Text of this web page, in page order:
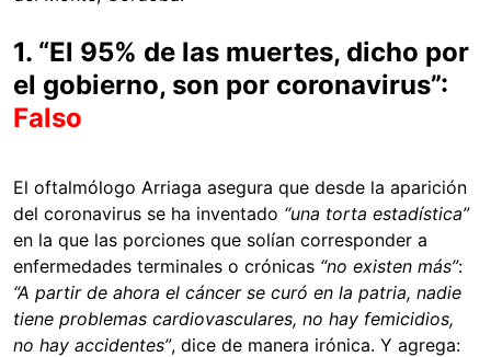
1. “El 95% de las muertes, dicho por
el gobierno, son por coronavirus”:
Falso
El oftalmólogo Arriaga asegura que desde la aparición
del coronavirus se ha inventado “una torta estadística”
en la que las porciones que solían corresponder a
enfermedades terminales o crónicas “no existen más”:
“A partir de ahora el cáncer se curó en la patria, nadie
tiene problemas cardiovasculares, no hay femicidios,
no hay accidentes”, dice de manera irónica. Y agrega: